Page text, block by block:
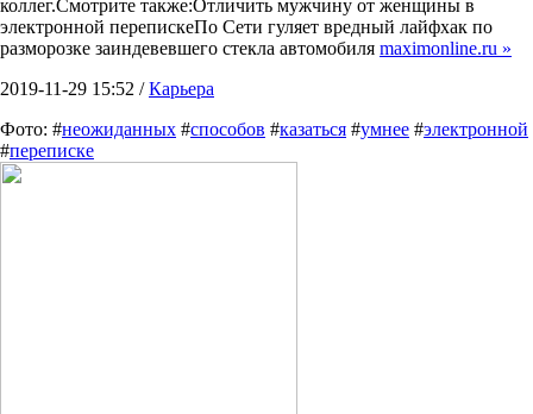
коллег.Смотрите также:Отличить мужчину от женщины в
электронной перепискеПо Сети гуляет вредный лайфхак по
разморозке заиндевевшего стекла автомобиля maximonline.ru »
2019-11-29 15:52 /Карьера
Фото: #неожиданных #способов #казаться #умнее #электронной
#переписке